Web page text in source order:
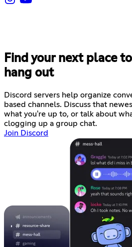
Find your next place
hang out
Discord servers help organize
based channels. Discuss that
what you're up to, or talk about
clogging up a group chat.
Join Discord